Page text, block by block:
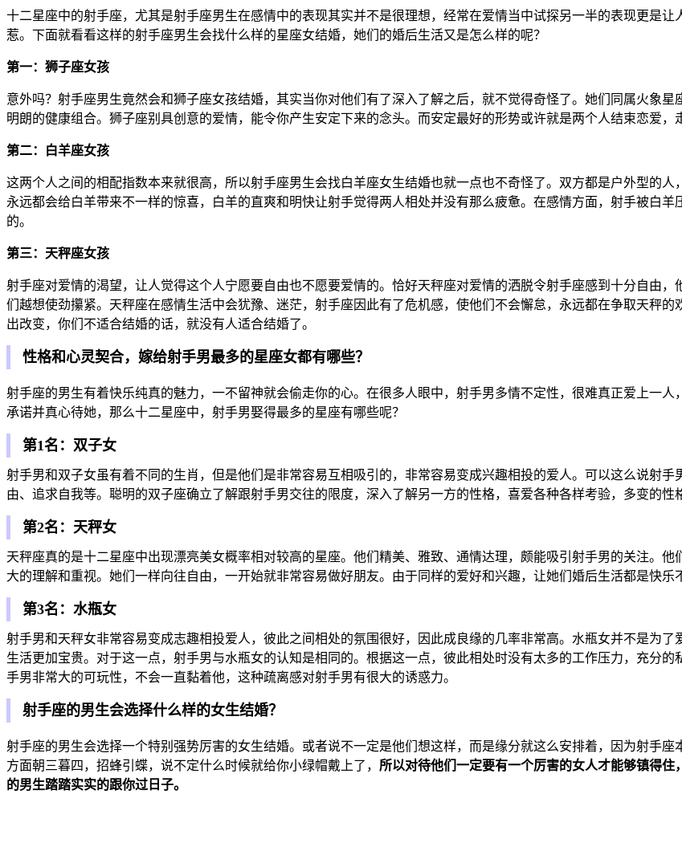
十二星座中的射手座，尤其是射手座男生在感情中的表现其实并不是很理想，经常在爱情当中试探另一半的表现更是
惹。下面就看看这样的射手座男生会找什么样的星座女结婚，她们的婚后生活又是怎么样的呢？
第一：狮子座女孩
意外吗？射手座男生竟然会和狮子座女孩结婚，其实当你对他们有了深入了解之后，就不觉得奇怪了。她们同属火象
明朗的健康组合。狮子座别具创意的爱情，能令你产生安定下来的念头。而安定最好的形势或许就是两个人结束恋爱，
第二：白羊座女孩
这两个人之间的相配指数本来就很高，所以射手座男生会找白羊座女生结婚也就一点也不奇怪了。双方都是户外型的
永远都会给白羊带来不一样的惊喜，白羊的直爽和明快让射手觉得两人相处并没有那么疲惫。在感情方面，射手被白
的。
第三：天秤座女孩
射手座对爱情的渴望，让人觉得这个人宁愿要自由也不愿要爱情的。恰好天秤座对爱情的洒脱令射手座感到十分自由
们越想使劲攥紧。天秤座在感情生活中会犹豫、迷茫，射手座因此有了危机感，使他们不会懈怠，永远都在争取天秤
出改变，你们不适合结婚的话，就没有人适合结婚了。
性格和心灵契合，嫁给射手男最多的星座女都有哪些？
射手座的男生有着快乐纯真的魅力，一不留神就会偷走你的心。在很多人眼中，射手男多情不定性，很难真正爱上一
承诺并真心待她，那么十二星座中，射手男娶得最多的星座有哪些呢？
第1名：双子女
射手男和双子女虽有着不同的生肖，但是他们是非常容易互相吸引的，非常容易变成兴趣相投的爱人。可以这么说射
由、追求自我等。聪明的双子座确立了解跟射手男交往的限度，深入了解另一方的性格，喜爱各种各样考验，多变的性
第2名：天秤女
天秤座真的是十二星座中出现漂亮美女概率相对较高的星座。他们精美、雅致、通情达理，颇能吸引射手男的关注。
大的理解和重视。她们一样向往自由，一开始就非常容易做好朋友。由于同样的爱好和兴趣，让她们婚后生活都是快乐
第3名：水瓶女
射手男和天秤女非常容易变成志趣相投爱人，彼此之间相处的氛围很好，因此成良缘的几率非常高。水瓶女并不是为
生活更加宝贵。对于这一点，射手男与水瓶女的认知是相同的。根据这一点，彼此相处时没有太多的工作压力，充分
手男非常大的可玩性，不会一直黏着他，这种疏离感对射手男有很大的诱惑力。
射手座的男生会选择什么样的女生结婚？
射手座的男生会选择一个特别强势厉害的女生结婚。或者说不一定是他们想这样，而是缘分就这么安排着，因为射手
方面朝三暮四，招蜂引蝶，说不定什么时候就给你小绿帽戴上了， 所以对待他们一定要有一个厉害的女人才能够镇得
的男生踏踏实实的跟你过日子。